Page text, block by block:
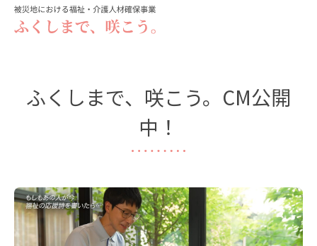
ふくしまで、咲こう。CM公開
中！